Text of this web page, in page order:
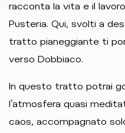
racconta la vita e il
Pusteria. Qui, svolti a
tratto pianeggiante ti
verso Dobbiaco.
In questo tratto potrai
l’atmosfera quasi
caos, accompagnato